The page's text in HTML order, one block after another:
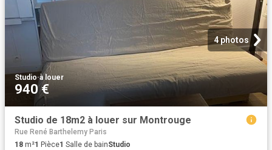
4 photos
Studio·à louer
940 €
Studio de 18m2 à louer sur Montrouge
Rue René Barthelemy Paris
18 m²1 Pièce1 Salle de bainStudio